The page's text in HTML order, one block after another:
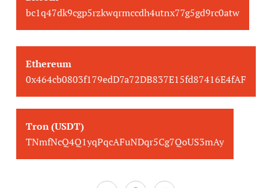
bc1q47dk9cgp5rzkwqrmccdh4utnx77g5gd9rc0atw
Ethereum
0x464cb0803f179edD7a72DB837E15fd87416E4fAF
Tron (USDT)
TNmfNcQ4Q1yqPqcAFuNDqr5Cg7QoUS3mAy